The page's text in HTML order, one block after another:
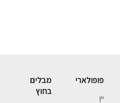
פופולארי
יין
מבלים
בחוץ